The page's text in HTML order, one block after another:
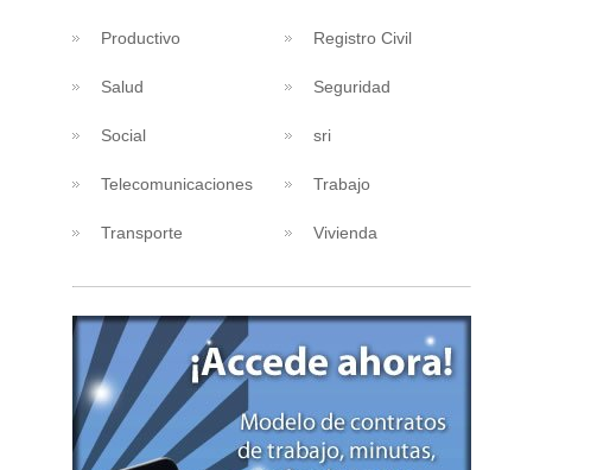
Productivo Registro Civil
Salud Seguridad
Social sri
Telecomunicaciones Trabajo
Transporte Vivienda